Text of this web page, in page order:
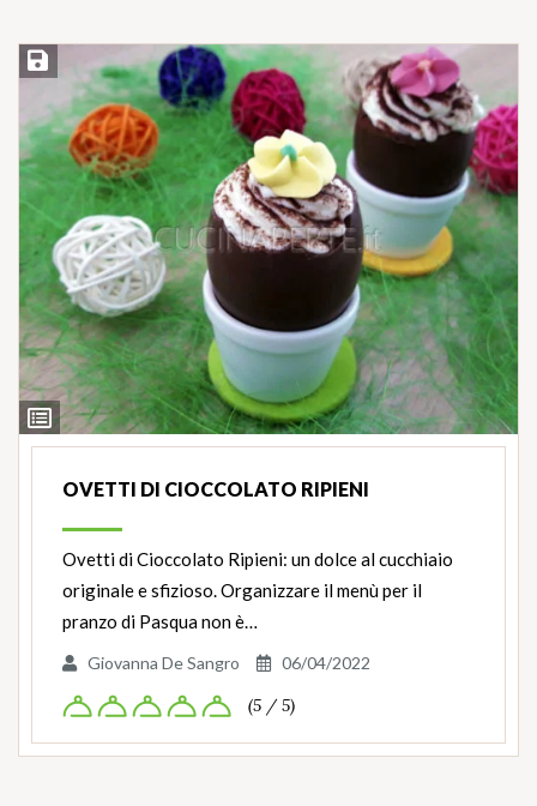
Ingredienti
Salva ricetta
OVETTI DI CIOCCOLATO RIPIENI
Ovetti di Cioccolato Ripieni: un dolce al cucchiaio
originale e sfizioso. Organizzare il menù per il
pranzo di Pasqua non è…
Giovanna De Sangro 06/04/2022
(5 / 5)